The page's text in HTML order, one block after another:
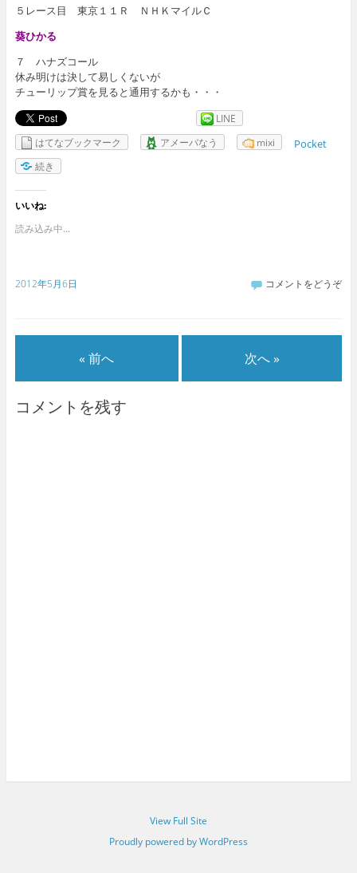
５レース目 東京１１Ｒ ＮＨＫマイルＣ
葵ひかる
７ ハナズコール
休み明けは決して易しくないが
チューリップ賞を見ると通用するかも・・・
LINE
はてなブックマーク
アメーバなう mixi Pocket
続き
いいね:
読み込み中...
2012年5月6日 コメントをどうぞ
« 前へ 次へ »
コメントを残す
View Full Site
Proudly powered by WordPress